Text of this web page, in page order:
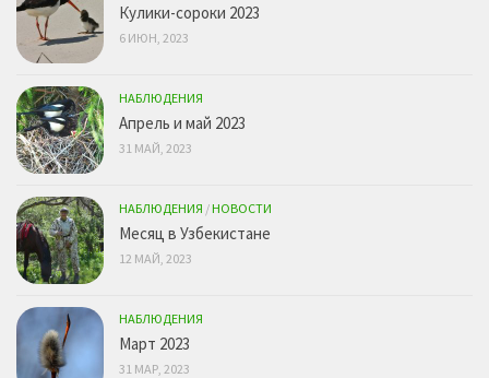
Кулики-сороки 2023
6 ИЮН, 2023
НАБЛЮДЕНИЯ
Апрель и май 2023
31 МАЙ, 2023
НАБЛЮДЕНИЯ /НОВОСТИ
Месяц в Узбекистане
12 МАЙ, 2023
НАБЛЮДЕНИЯ
Март 2023
31 МАР, 2023